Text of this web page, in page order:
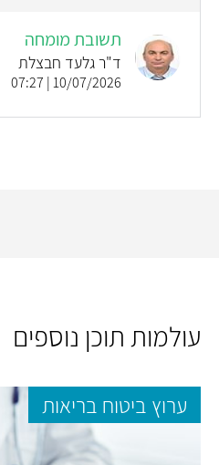
תשובת מומחה
ד"ר גלעד חבצלת
10/07/2026 | 07:27
עולמות תוכן נוספים
ערוץ ביטוח בריאות